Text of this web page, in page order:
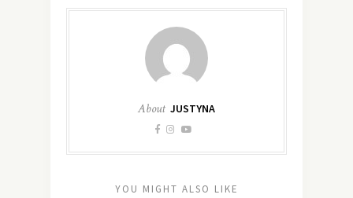
About JUSTYNA
YOU MIGHT ALSO LIKE